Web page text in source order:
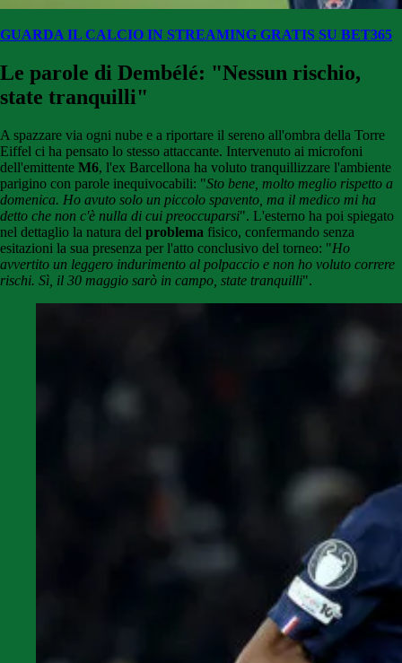
GUARDA IL CALCIO IN STREAMING GRATIS SU BET365
Le parole di Dembélé: "Nessun rischio,
state tranquilli"
A spazzare via ogni nube e a riportare il sereno all'ombra della Torre
Eiffel ci ha pensato lo stesso attaccante. Intervenuto ai microfoni
dell'emittente M6, l'ex Barcellona ha voluto tranquillizzare l'ambiente
parigino con parole inequivocabili: "Sto bene, molto meglio rispetto a
domenica. Ho avuto solo un piccolo spavento, ma il medico mi ha
detto che non c'è nulla di cui preoccuparsi". L'esterno ha poi spiegato
nel dettaglio la natura del problema fisico, confermando senza
esitazioni la sua presenza per l'atto conclusivo del torneo: "Ho
avvertito un leggero indurimento al polpaccio e non ho voluto correre
rischi. Sì, il 30 maggio sarò in campo, state tranquilli".